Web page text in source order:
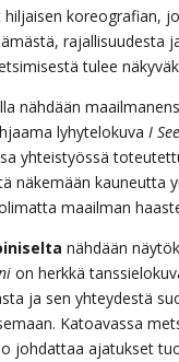
koreografian,
rajallisuudesta
tulee
nähdään
lyhytelokuva I
yhteistyössä
näkemään kauneutta
maailman
nähdään
on herkkä
ja sen yhteydestä
Katoavassa
johdattaa ajatukset